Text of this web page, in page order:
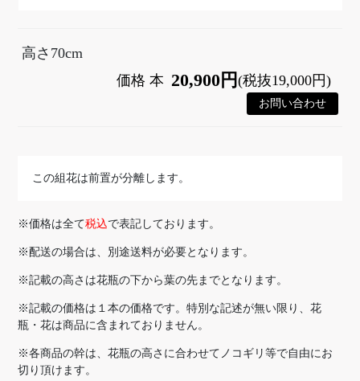
高さ70cm
価格 本 20,900円(税抜19,000円)
この組花は前置が分離します。
※価格は全て税込で表記しております。
※配送の場合は、別途送料が必要となります。
※記載の高さは花瓶の下から葉の先までとなります。
※記載の価格は１本の価格です。特別な記述が無い限り、花
瓶・花は商品に含まれておりません。
※各商品の幹は、花瓶の高さに合わせてノコギリ等で自由にお
切り頂けます。